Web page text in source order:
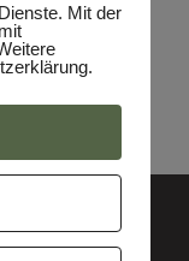
Mit der